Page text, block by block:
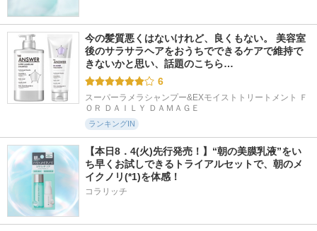
今の髪質悪くはないけれど、良くもない。 美容室
後のサラサラヘアをおうちでできるケアで維持で
きないかと思い、話題のこちら…
6
スーパーラメラシャンプー&EXモイストトリートメント Ｆ
ＯＲ ＤＡＩＬＹ ＤＡＭＡＧＥ
ランキングIN
【本日8．4(火)先行発売！】“朝の美膜乳液”をい
ち早くお試しできるトライアルセットで、朝のメ
イクノリ(*1)を体感！
コラリッチ